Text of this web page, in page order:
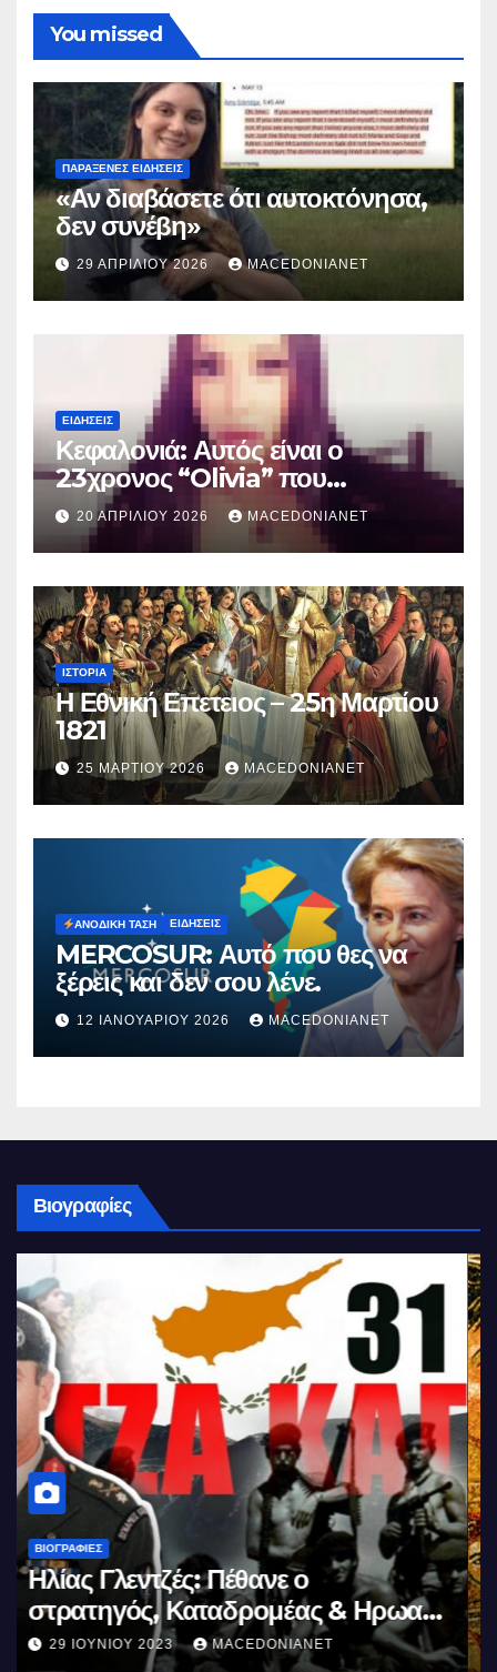
You missed
ΠΑΡΆΞΕΝΕΣ ΕΙΔΉΣΕΙΣ
«Αν διαβάσετε ότι αυτοκτόνησα,
δεν συνέβη»
29 ΑΠΡΙΛΊΟΥ 2026 MACEDONIANET
ΕΙΔΉΣΕΙΣ
Κεφαλονιά: Αυτός είναι ο
23χρονος “Olivia” που
κατηγορείται για τον θάνατο της
Μυρτούς
20 ΑΠΡΙΛΊΟΥ 2026 MACEDONIANET
ΙΣΤΟΡΊΑ
Η Εθνική Επετειος – 25η Μαρτίου
1821
25 ΜΑΡΤΊΟΥ 2026 MACEDONIANET
ΑΝΟΔΙΚΉ ΤΆΣΗ ΕΙΔΉΣΕΙΣ
MERCOSUR: Αυτό που θες να
ξέρεις και δεν σου λένε.
12 ΙΑΝΟΥΑΡΊΟΥ 2026 MACEDONIANET
Βιογραφίες
ΒΙΟΓΡΑΦΊΕΣ
Μέγας Αλέξανδρος: Ο μέγιστος των
Ελλήνων
11 ΙΟΥΝΊΟΥ 2023 MACEDONIANET